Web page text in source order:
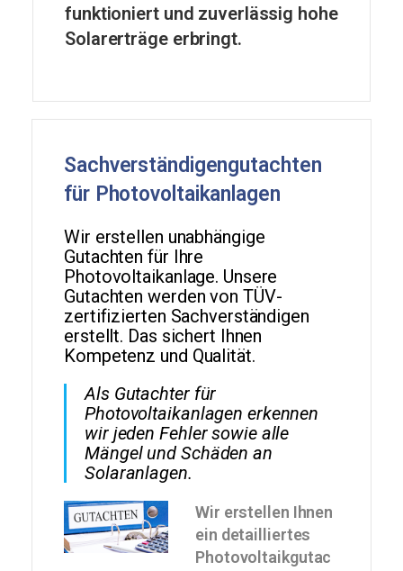
funktioniert und zuverlässig hohe
Solarerträge erbringt.
Sachverständigengutachten
für Photovoltaikanlagen
Wir erstellen unabhängige
Gutachten für Ihre
Photovoltaikanlage. Unsere
Gutachten werden von TÜV-
zertifizierten Sachverständigen
erstellt. Das sichert Ihnen
Kompetenz und Qualität.
Als Gutachter für
Photovoltaikanlagen erkennen
wir jeden Fehler sowie alle
Mängel und Schäden an
Solaranlagen.
Wir erstellen Ihnen
ein detailliertes
Photovoltaikgutac